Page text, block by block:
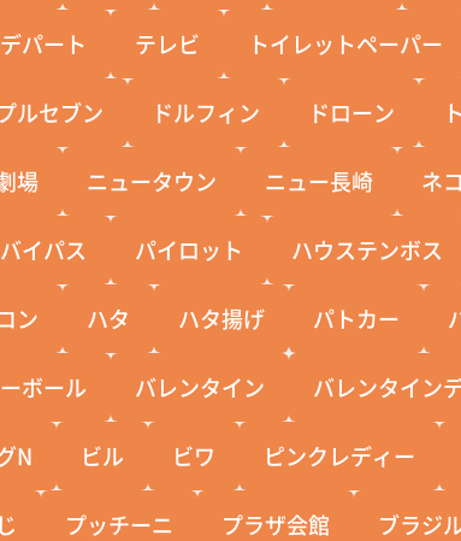
デパート テレビ トイレットペーパー
ルセブン ドルフィン ドローン
場 ニュータウン ニュー長崎 ネコ
バイパス パイロット ハウステンボス
ン ハタ ハタ揚げ パトカー
ボール バレンタイン バレンタイン
N ビル ビワ ピンクレディー
プッチーニ プラザ会館 ブラジ